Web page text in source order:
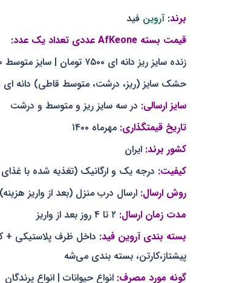
برند: آروین فید
قیمت بسته AfKeone عددی تعداد یک عدد:
زنده سایز ریز دانه ای ۷۵۰۰ تومان | سایز متوسط ۹۵۰۰ تومان | سایز بزرگ ۱۶۰۰۰ تومان
حشک سایز (ریز، درشت، متوسط قاطی) دانه ای ۲۵۰۰ تومان
سایز ارسالی: در سه سایز ریز و متوسط و درشت
تاریخ قیمتگذاری: مهرماه ۱۴۰۰
کشور برند: ایران
کیفیت: درجه یک و ارگانیک (تغذیه شده با
روش ارسال: ارسال درب منزل (بعد از واریز هزینه)
مدت زمان ارسال:
بسته بندی آروین فید:
پیشتاز،کارتن، بسته بندی می‌شه
گونه مورد مصرف: انواع حیوانات | انواع پرندگان